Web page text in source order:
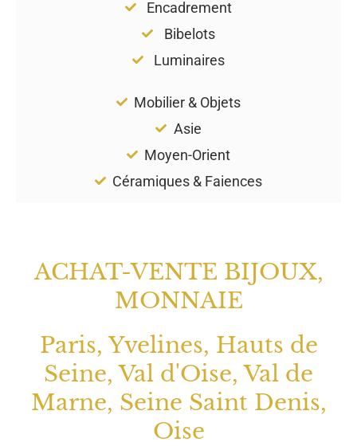
Encadrement
Bibelots
Luminaires
Mobilier & Objets
Asie
Moyen-Orient
Céramiques & Faiences
ACHAT-VENTE BIJOUX,
MONNAIE
Paris, Yvelines, Hauts de
Seine, Val d'Oise, Val de
Marne, Seine Saint Denis,
Oise